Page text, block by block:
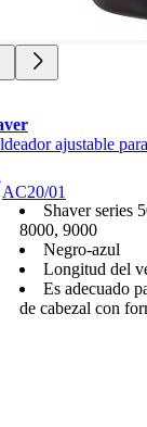
ajustable
AC20/01
Shaver series
8000, 9000
Negro-azul
Longitud del
Es adecuado
de cabezal con